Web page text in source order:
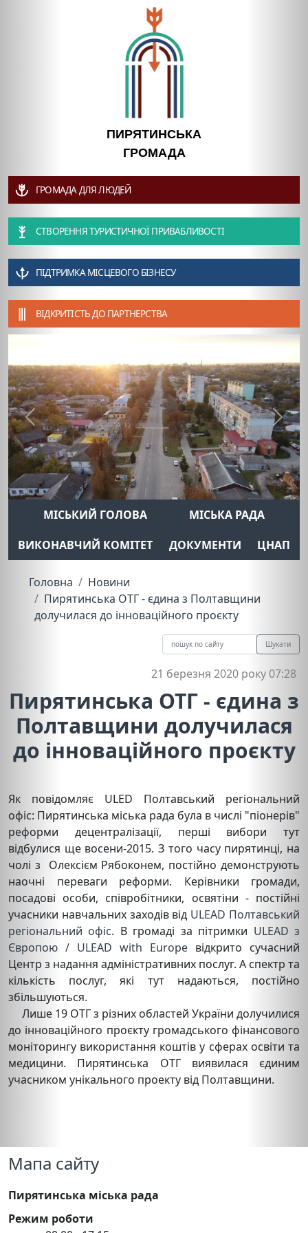
ПИРЯТИНСЬКА
ГРОМАДА
ГРОМАДА ДЛЯ ЛЮДЕЙ
СТВОРЕННЯ ТУРИСТИЧНОЇ ПРИВАБЛИВОСТІ
ПІДТРИМКА МІСЦЕВОГО БІЗНЕСУ
ВІДКРИТІСТЬ ДО ПАРТНЕРСТВА
Previous Next
МІСЬКИЙ ГОЛОВА
МІСЬКА РАДА
ВИКОНАВЧИЙ КОМІТЕТ
ДОКУМЕНТИ ЦНАП
Головна
Новини
Пирятинська ОТГ - єдина з Полтавщини
долучилася до інноваційного проєкту
Шукати
21 березня 2020 року 07:28
Пирятинська ОТГ - єдина з
Полтавщини долучилася
до інноваційного проєкту
Як повідомляє ULED Полтавський регіональний
офіс: Пирятинська міська рада була в числі "піонерів"
реформи децентралізації, перші вибори тут
відбулися ще восени-2015. З того часу пирятинці, на
чолі з Олексієм Рябоконем, постійно демонструють
наочні переваги реформи. Керівники громади,
посадові особи, співробітники, освятіни - постійні
учасники навчальних заходів від ULEAD Полтавський
регіональний офіс. В громаді за пітримки ULEAD з
Європою / ULEAD with Europe відкрито сучасний
Центр з надання адміністративних послуг. А спектр та
кількість послуг, які тут надаються, постійно
збільшуються.
Лише 19 ОТГ з різних областей України долучилися
до інноваційного проєкту громадського фінансового
моніторингу використання коштів у сферах освіти та
медицини. Пирятинська ОТГ виявилася єдиним
учасником унікального проекту від Полтавщини.
Мапа сайту
Пирятинська міська рада
Режим роботи